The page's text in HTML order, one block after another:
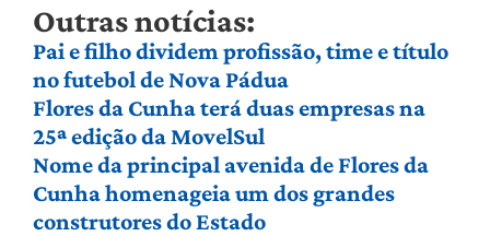
Outras notícias:
Pai e filho dividem profissão, time e título
no futebol de Nova Pádua
Flores da Cunha terá duas empresas na
25ª edição da MovelSul
Nome da principal avenida de Flores da
Cunha homenageia um dos grandes
construtores do Estado